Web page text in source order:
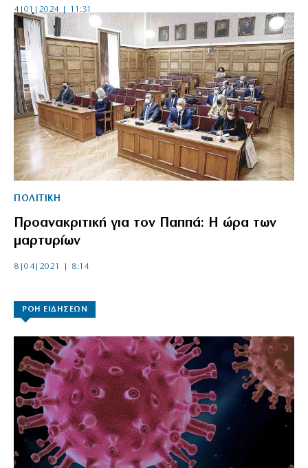
4|01|2024 | 11:31
ΠΟΛΙΤΙΚΗ
Προανακριτική για τον Παππά: Η ώρα των
μαρτυρίων
8|04|2021 | 8:14
ΡΟΗ ΕΙΔΗΣΕΩΝ